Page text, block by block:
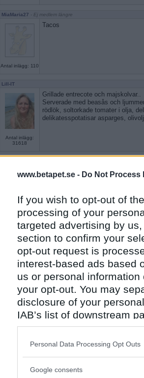
www.betapet.se - Do Not Process
If you wish to opt-out of
processing of your
targeted advertising by
section to confirm your
opt-out request is
interest-based ads based
us or personal
your opt-out. You may
disclosure of your
IAB’s list of downstream
also be disclosed by us
Downstream Participants
Please note that this
Personal Data Processing Opt Outs
Google consents
MiaMaria27 - Ej medlem längre
Antal inlägg: 110
Tacos
Lill-IT
Antal inlägg:
31618
Grillade entrecote och majskolvar..
Serverade med beasås och
rödlök, soltorkade tomater i olja,
delikatesspotatisar asparges,
Antal inlägg: 533
Pytt i panna med stekt ägg och
Antal inlägg:
Fläskfile o potatisgratäng
Antal inlägg: 203
Hemmabakad Pizza